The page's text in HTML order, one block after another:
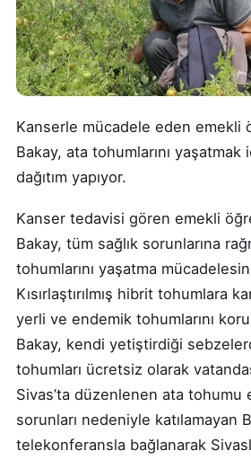
Kanserle mücadele eden emekli
Bakay, ata tohumlarını yaşatmak
dağıtım yapıyor.
Kanser tedavisi gören emekli
Bakay, tüm sağlık sorunlarına
tohumlarını yaşatma
Kısırlaştırılmış hibrit tohumlara
yerli ve endemik tohumlarını
Bakay, kendi yetiştirdiği
tohumları ücretsiz olarak
Sivas’ta düzenlenen ata tohumu
sorunları nedeniyle katılamayan
telekonferansla bağlanarak